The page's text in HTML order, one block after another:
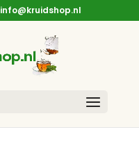
info@kruidshop.nl